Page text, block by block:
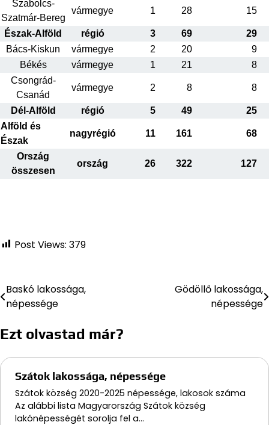
Szabolcs-
Szatmár-Bereg
vármegye 1 28 15
Észak-Alföld régió 3 69
29
Bács-Kiskun
vármegye 2 20
9
Békés
vármegye 1 21
8
Csongrád-
Csanád
vármegye 2 8 8
Dél-Alföld régió 5 49
25
Alföld és
Észak
nagyrégió 11 161 68
Ország
összesen
ország 26 322 127
Post Views: 379
Bejegyzés
navigáció
Baskó lakossága,
népessége
Gödöllő lakossága,
népessége
Ezt olvastad már?
Szátok lakossága, népessége
Szátok község 2020-2025 népessége, lakosok száma
Az alábbi lista Magyarország Szátok község
lakónépességét sorolja fel a…